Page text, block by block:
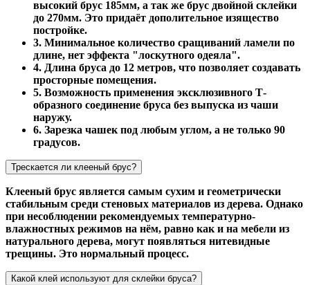
высокий брус 185мм, а так же брус двойной склейки
до 270мм. Это придаёт дополительное изящество
постройке.
3. Минимальное количество сращиваний ламели по
длине, нет эффекта "лоскутного одеяла".
4. Длина бруса до 12 метров, что позволяет создавать
просторные помещения.
5. Возможность применения эксклюзивного Т-
образного соединение бруса без выпуска из чаши
наружу.
6. Зарезка чашек под любым углом, а не только 90
градусов.
Трескается ли клееный брус?
Клееный брус является самым сухим и геометрически
стабильным среди стеновых материалов из дерева. Однако
при несоблюдении рекомендуемых температурно-
влажностных режимов на нём, равно как и на мебели из
натурального дерева, могут появляться нитевидные
трещины. Это нормальный процесс.
Какой клей используют для склейки бруса?